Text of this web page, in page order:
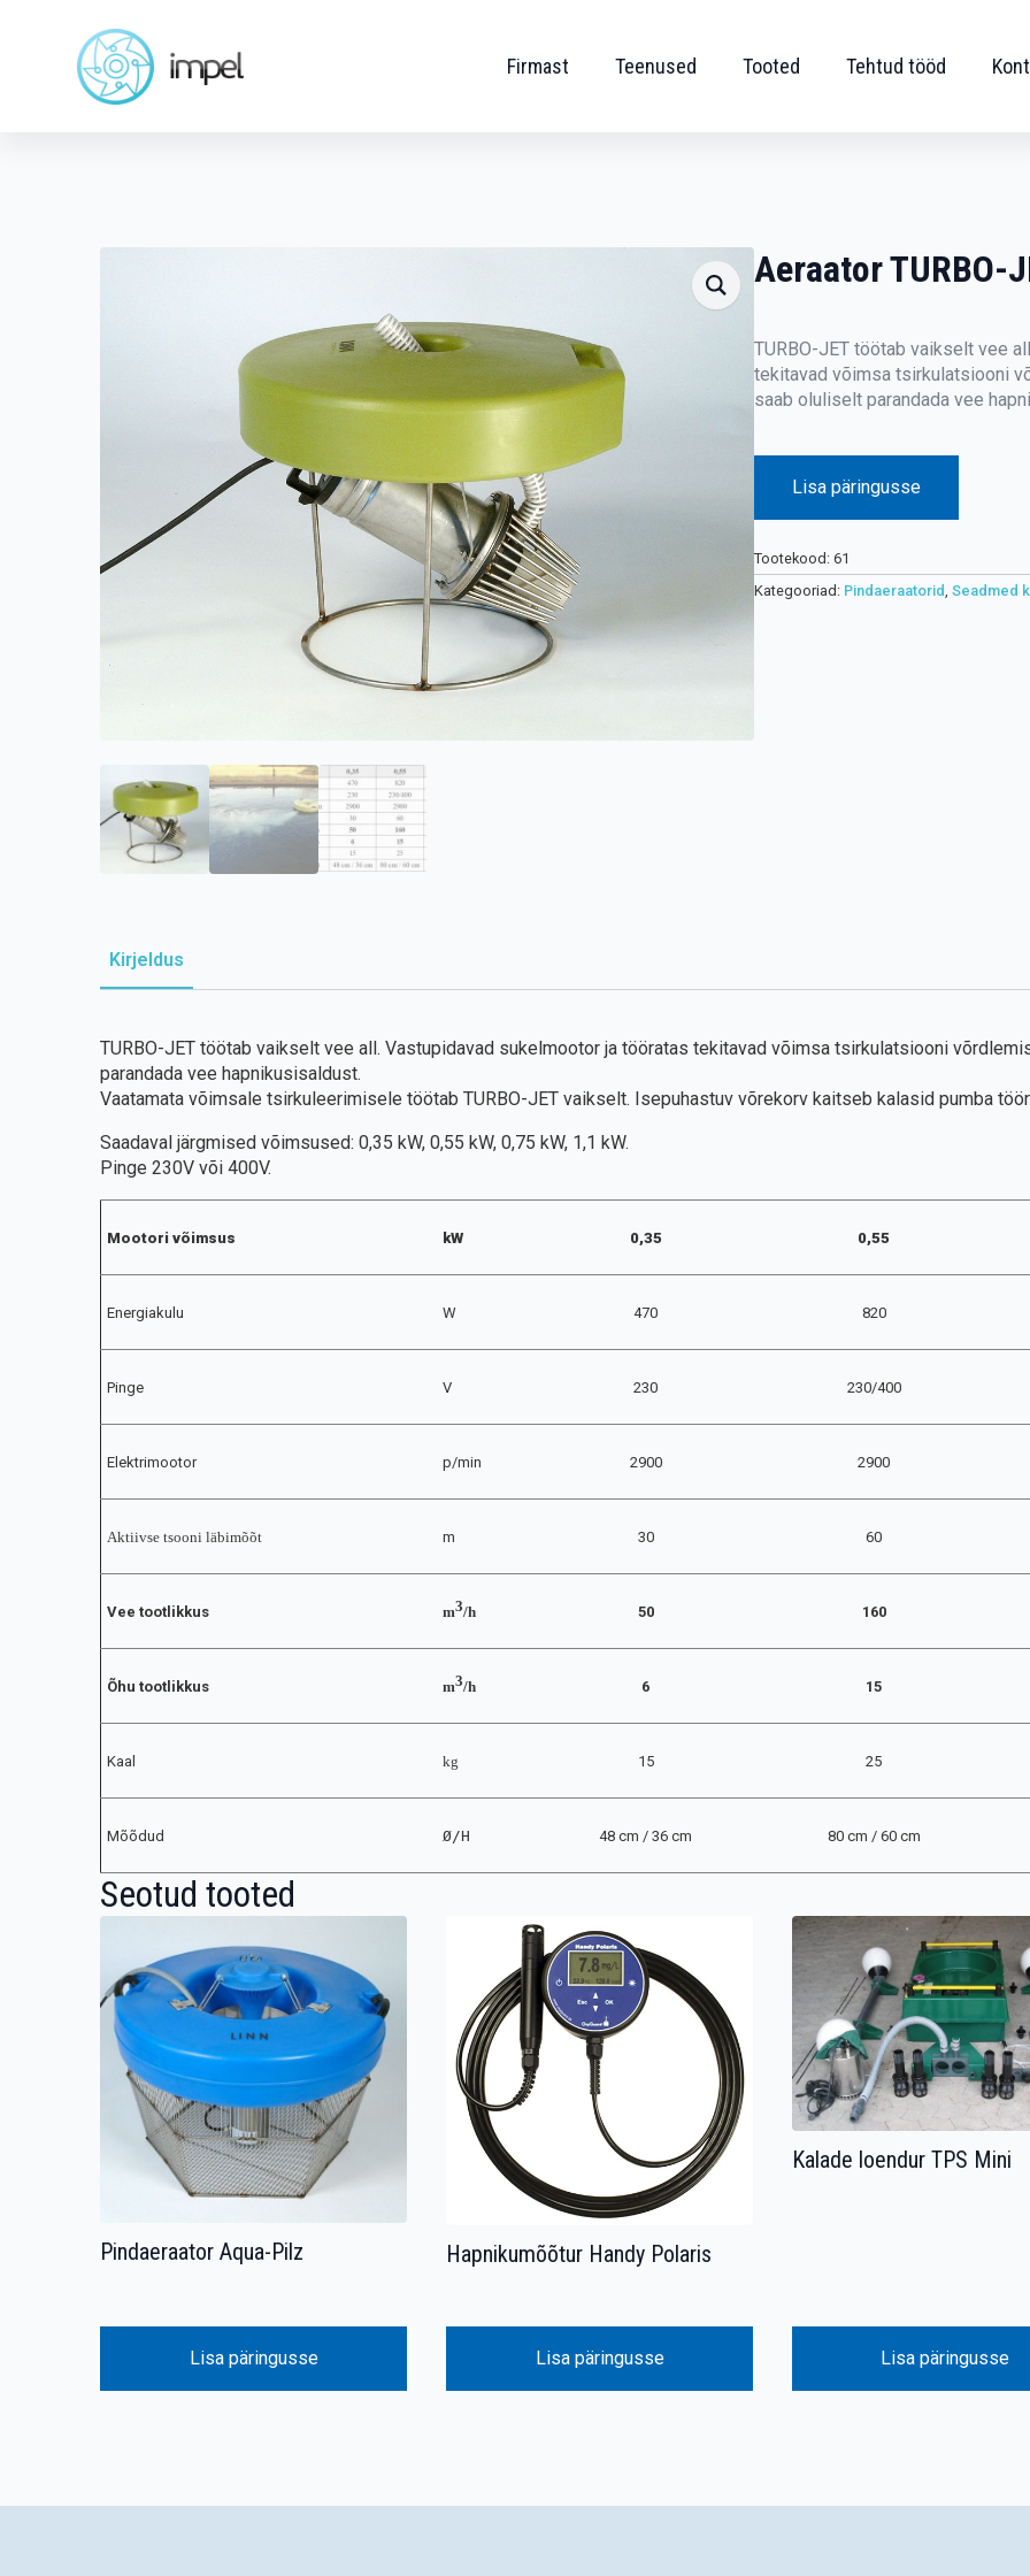
Firmast Teenused Tooted Tehtud tööd
Aeraator TURBO-
TURBO-JET töötab vaikselt vee
tekitavad võimsa tsirkulatsiooni
saab oluliselt parandada vee
Lisa päringusse
Tootekood: 61
Kategooriad: Pindaeraatorid, Seadmed
Kirjeldus
TURBO-JET töötab vaikselt vee all. Vastupidavad sukelmootor ja tööratas tekitavad võimsa tsirkulatsiooni
parandada vee hapnikusisaldust.
Vaatamata võimsale tsirkuleerimisele töötab TURBO-JET vaikselt. Isepuhastuv võrekorv kaitseb kalasid pumba
Saadaval järgmised võimsused: 0,35 kW, 0,55 kW, 0,75 kW, 1,1 kW.
Pinge 230V või 400V.
Mootori võimsus kW 0,35 0,55
Energiakulu W 470 820
Pinge V 230 230/400
Elektrimootor p/min 2900 2900
Aktiivse tsooni läbimõõt m 30 60
Vee tootlikkus m3/h 50 160
Õhu tootlikkus m3/h 6 15
Kaal kg 15 25
Mõõdud Ø/H 48 cm / 36 cm 80 cm / 60 cm
Seotud tooted
Pindaeraator Aqua-Pilz
Lisa päringusse
Hapnikumõõtur Handy Polaris
Lisa päringusse
Kalade loendur TPS Mini
Lisa päringusse